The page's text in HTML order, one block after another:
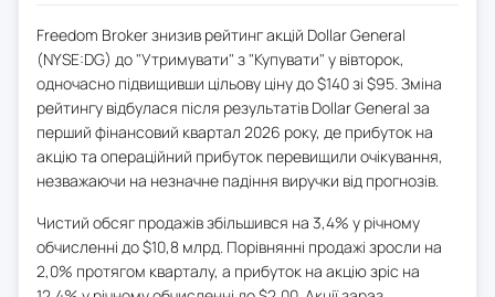
Freedom Broker знизив рейтинг акцій Dollar General
(NYSE:DG) до "Утримувати" з "Купувати" у вівторок,
одночасно підвищивши цільову ціну до $140 зі $95. Зміна
рейтингу відбулася після результатів Dollar General за
перший фінансовий квартал 2026 року, де прибуток на
акцію та операційний прибуток перевищили очікування,
незважаючи на незначне падіння виручки від прогнозів.
Чистий обсяг продажів збільшився на 3,4% у річному
обчисленні до $10,8 млрд. Порівнянні продажі зросли на
2,0% протягом кварталу, а прибуток на акцію зріс на